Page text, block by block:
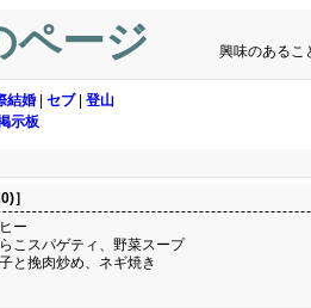
ページ 興味のあるこ
結婚 セブ| 登山
示板
］
ー
こスパゲティ、野菜スープ
と挽肉炒め、ネギ焼き